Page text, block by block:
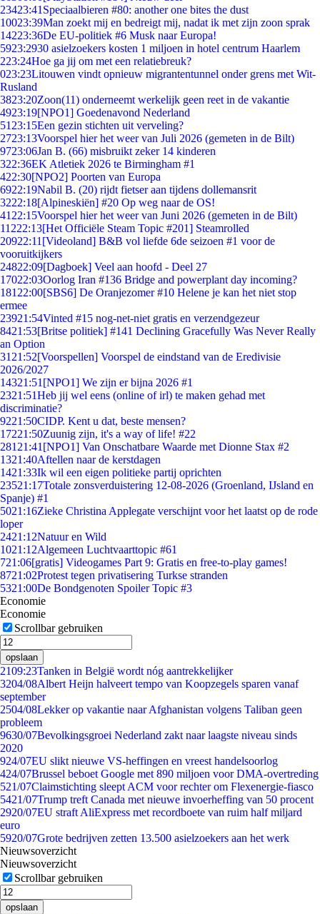
23423:41 Speciaalbieren #80: another one bites the dust
10023:39Man zoekt mij en bedreigt mij, nadat ik met zijn zoon sprak
14223:36De EU-politiek #6 Musk naar Europa!
5923:2930 asielzoekers kosten 1 miljoen in hotel centrum Haarlem
223:24Hoe ga jij om met een relatiebreuk?
023:23Litouwen vindt opnieuw migrantentunnel onder grens met Wit-
Rusland
3823:20Zoon(11) onderneemt werkelijk geen reet in de vakantie
4923:19[NPO1] Goedenavond Nederland
51 23:15Een gezin stichten uit verveling?
2723:13Voorspel hier het weer van Juli 2026 (gemeten in de Bilt)
9723:06Jan B. (66) misbruikt zeker 14 kinderen
322:36EK Atletiek 2026 te Birmingham #1
422:30[NPO2] Poorten van Europa
6922:19Nabil B. (20) rijdt fietser aan tijdens dollemansrit
3222:18[Alpineskiën] #20 Op weg naar de OS!
41 22:15Voorspel hier het weer van Juni 2026 (gemeten in de Bilt)
11222:13[Het Officiële Steam Topic #201] Steamrolled
20922:11 [Videoland] B&B vol liefde 6de seizoen #1 voor de
vooruitkijkers
24822:09[Dagboek] Veel aan hoofd - Deel 27
17022:03Oorlog Iran #136 Bridge and powerplant day incoming?
181 22:00[SBS6] De Oranjezomer #10 Helene je kan het niet stop
ermee
23921:54Vinted #15 nog-net-niet gratis en verzendgezeur
8421:53[Britse politiek] #141 Declining Gracefully Was Never Really
an Option
31 21:52[Voorspellen] Voorspel de eindstand van de Eredivisie
2026/2027
14321:51 [NPO1] We zijn er bijna 2026 #1
2321:51Heb jij wel eens (online of irl) te maken gehad met
discriminatie?
9221:50CIDP. Kent u dat, beste mensen?
17221:50Zuunig zijn, it's a way of life! #22
281 21:41 [NPO1] Van Onschatbare Waarde met Dionne Stax #2
1321:40Aftellen naar de kerstdagen
1421:33Ik wil een eigen politieke partij oprichten
23521:17Totale zonsverduistering 12-08-2026 (Groenland, IJsland en
Spanje) #1
5021:16Zieke Christina Applegate verschijnt voor het laatst op de rode
loper
2421:12Natuur en Wild
1021:12Algemeen Luchtvaarttopic #61
721:06[gratis] Videogames Part 9: Gratis en free-to-play games!
8721:02Protest tegen privatisering Turkse stranden
5321:00De Bondgenoten Spoiler Topic #3
Economie
Economie
Scrollbar gebruiken
opslaan
2109:23Tanken in België wordt nóg aantrekkelijker
3204/08Albert Heijn halveert tempo van Koopzegels sparen vanaf
september
2504/08Lekker op vakantie naar Afghanistan volgens Taliban geen
probleem
9630/07Bevolkingsgroei Nederland zakt naar laagste niveau sinds
2020
924/07EU slikt nieuwe VS-heffingen en vreest handelsoorlog
424/07Brussel beboet Google met 890 miljoen voor DMA-overtreding
521/07Claimstichting sleept ACM voor rechter om Flexenergie-fiasco
5421/07Trump treft Canada met nieuwe invoerheffing van 50 procent
2920/07EU straft AliExpress met recordboete van ruim half miljard
euro
5920/07Grote bedrijven zetten 13.500 asielzoekers aan het werk
Nieuwsoverzicht
Nieuwsoverzicht
Scrollbar gebruiken
opslaan